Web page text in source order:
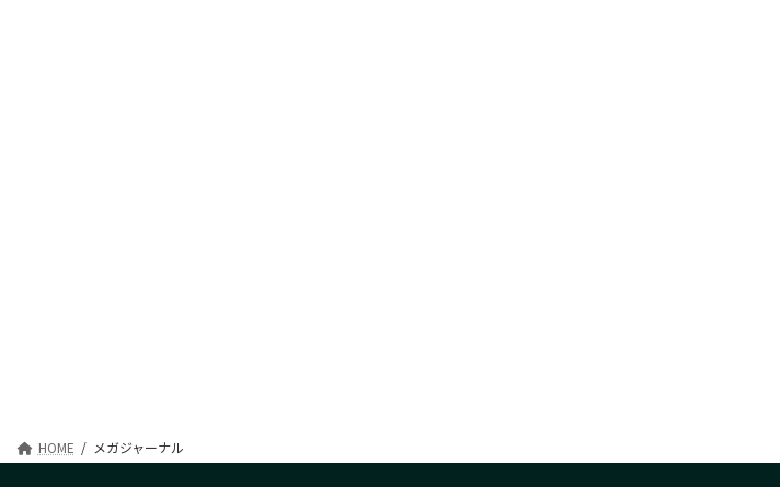
HOME メガジャーナル